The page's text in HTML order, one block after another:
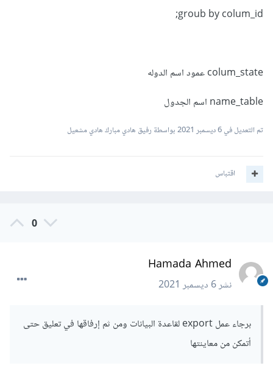
groub by colum_id;
colum_state عمود اسم الدوله
name_table اسم الجدول
تم التعديل في6 ديسمبر 2021 بواسطة رفيق هادي مبارك هادي مشعيل
اقتباس
0
Hamada Ahmed
نشر6 ديسمبر 2021
برجاء عمل export لقاعدة البيانات ومن ثم إرفاقها في تعليق حتى
أتمكن من معاينتها